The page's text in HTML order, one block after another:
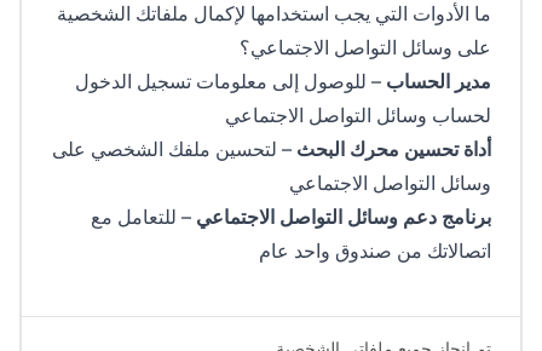
ما الأدوات التي يجب استخدامها لإكمال ملفاتك الشخصية
على وسائل التواصل الاجتماعي؟
مدير الحساب – للوصول إلى معلومات تسجيل الدخول
لحساب وسائل التواصل الاجتماعي
أداة تحسين محرك البحث – لتحسين ملفك الشخصي على
وسائل التواصل الاجتماعي
برنامج دعم وسائل التواصل الاجتماعي – للتعامل مع
اتصالاتك من صندوق واحد عام